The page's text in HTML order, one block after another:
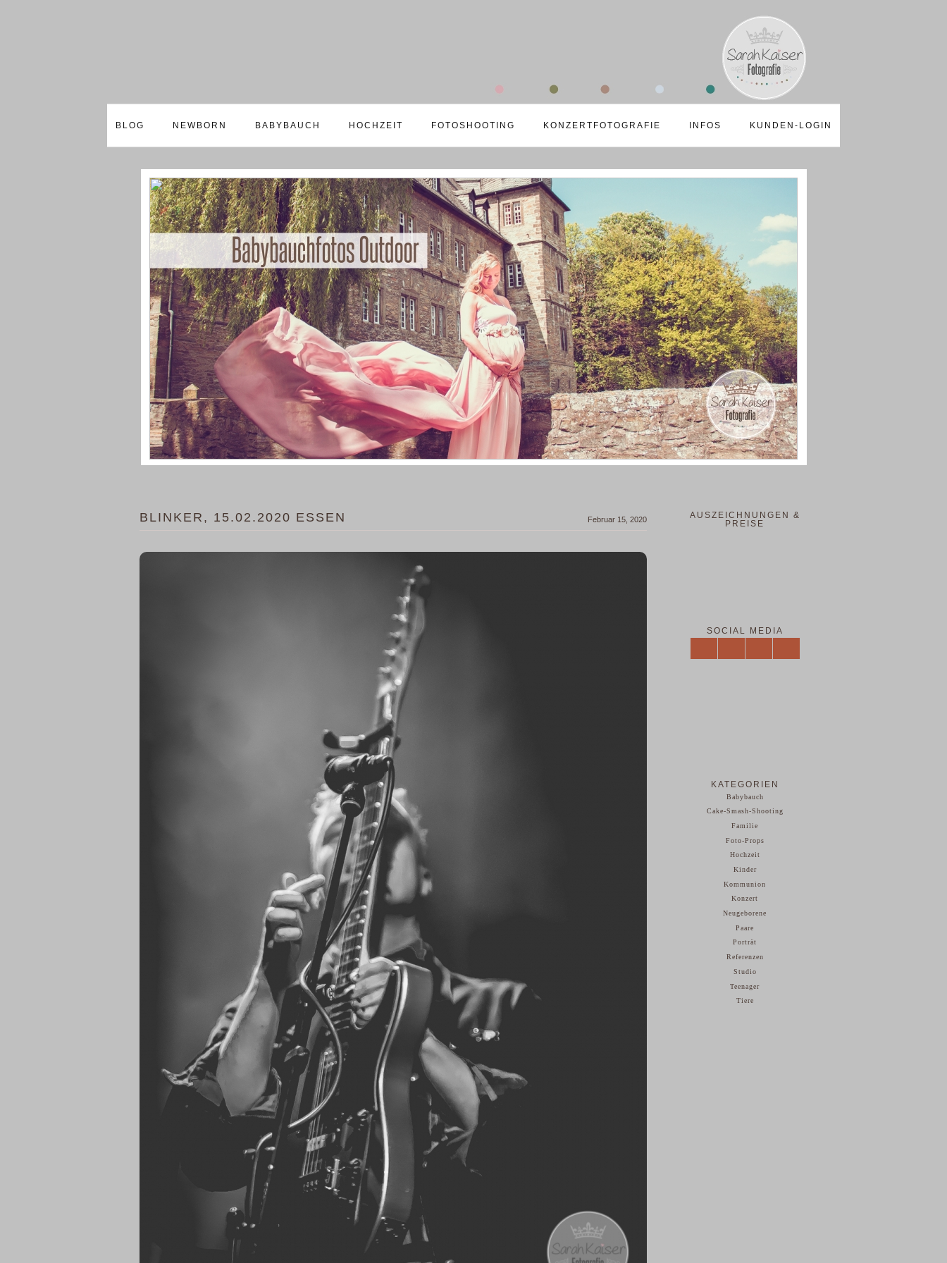
BLOG NEWBORN BABYBAUCH HOCHZEIT FOTOSHOOTING KONZERTFOTOGRAFIE INFOS KUNDEN-LOGIN
Februar 15, 2020
BLINKER, 15.02.2020 ESSEN
AUSZEICHNUNGEN &
PREISE
SOCIAL MEDIA
KATEGORIEN
Babybauch
Cake-Smash-Shooting
Familie
Foto-Props
Hochzeit
Kinder
Kommunion
Konzert
Neugeborene
Paare
Porträt
Referenzen
Studio
Teenager
Tiere